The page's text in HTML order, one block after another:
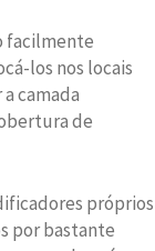
facilmente
los nos locais
camada
de
próprios
por bastante